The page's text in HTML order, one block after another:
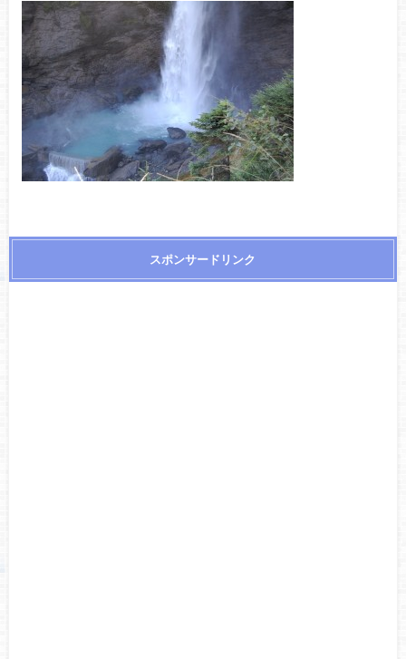
スポンサードリンク